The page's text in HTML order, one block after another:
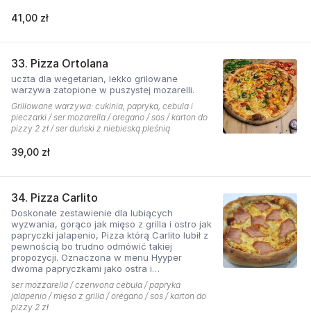
41,00 zł
33. Pizza Ortolana
uczta dla wegetarian, lekko grilowane
warzywa zatopione w puszystej mozarelli.
Grillowane warzywa: cukinia, papryka, cebula i
pieczarki / ser mozarella / oregano / sos / karton do
pizzy 2 zł / ser duński z niebieską pleśnią
39,00 zł
34. Pizza Carlito
Doskonałe zestawienie dla lubiących
wyzwania, gorąco jak mięso z grilla i ostro jak
papryczki jalapenio, Pizza którą Carlito lubił z
pewnością bo trudno odmówić takiej
propozycji. Oznaczona w menu Hyyper
dwoma papryczkami jako ostra i
niebezpieczna.
ser mozzarella / czerwona cebula / papryka
jalapenio / mięso z grilla / oregano / sos / karton do
pizzy 2 zł